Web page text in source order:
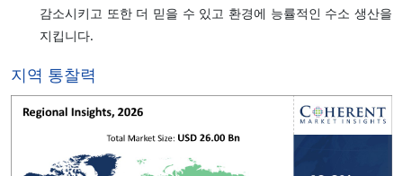
감소시키고 또한 더 믿을 수 있고 환경에 능률적인 수소 생산을
지킵니다.
지역 통찰력